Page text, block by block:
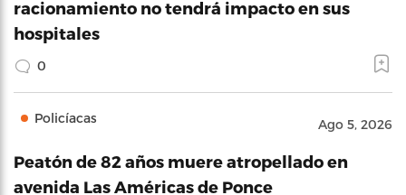
racionamiento no tendrá impacto en sus
hospitales
0
Policíacas Ago 5, 2026
Peatón de 82 años muere atropellado en
avenida Las Américas de Ponce